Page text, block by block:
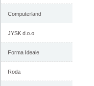
Computerland
JYSK d.o.o
Forma Ideale
Roda